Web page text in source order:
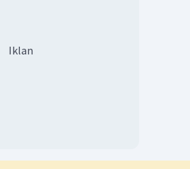
Iklan